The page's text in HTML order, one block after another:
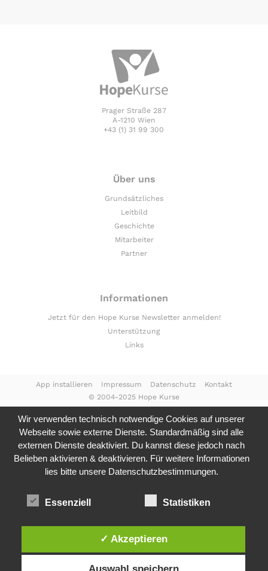
Prager Straße 287
A-1210 Wien
+43 (1) 31 99 300
Über uns
Grundsätzliches
Leitbild
Geschichte
Mitarbeiter
Partner
Informationen
Jetzt für den Hope Kurse Newsletter anmelden!
Unterstützung
Links
© 2004-2025 Hope Kurse
App installieren Impressum Datenschutz Kontakt
Wir verwenden technisch notwendige Cookies auf unserer
Webseite sowie externe Dienste. Standardmäßig sind alle
externen Dienste deaktiviert. Du kannst diese jedoch nach
Belieben aktivieren & deaktivieren. Für weitere Informationen
lies bitte unsere Datenschutzbestimmungen.
Essenziell Statistiken
✓ Akzeptieren
Auswahl speichern